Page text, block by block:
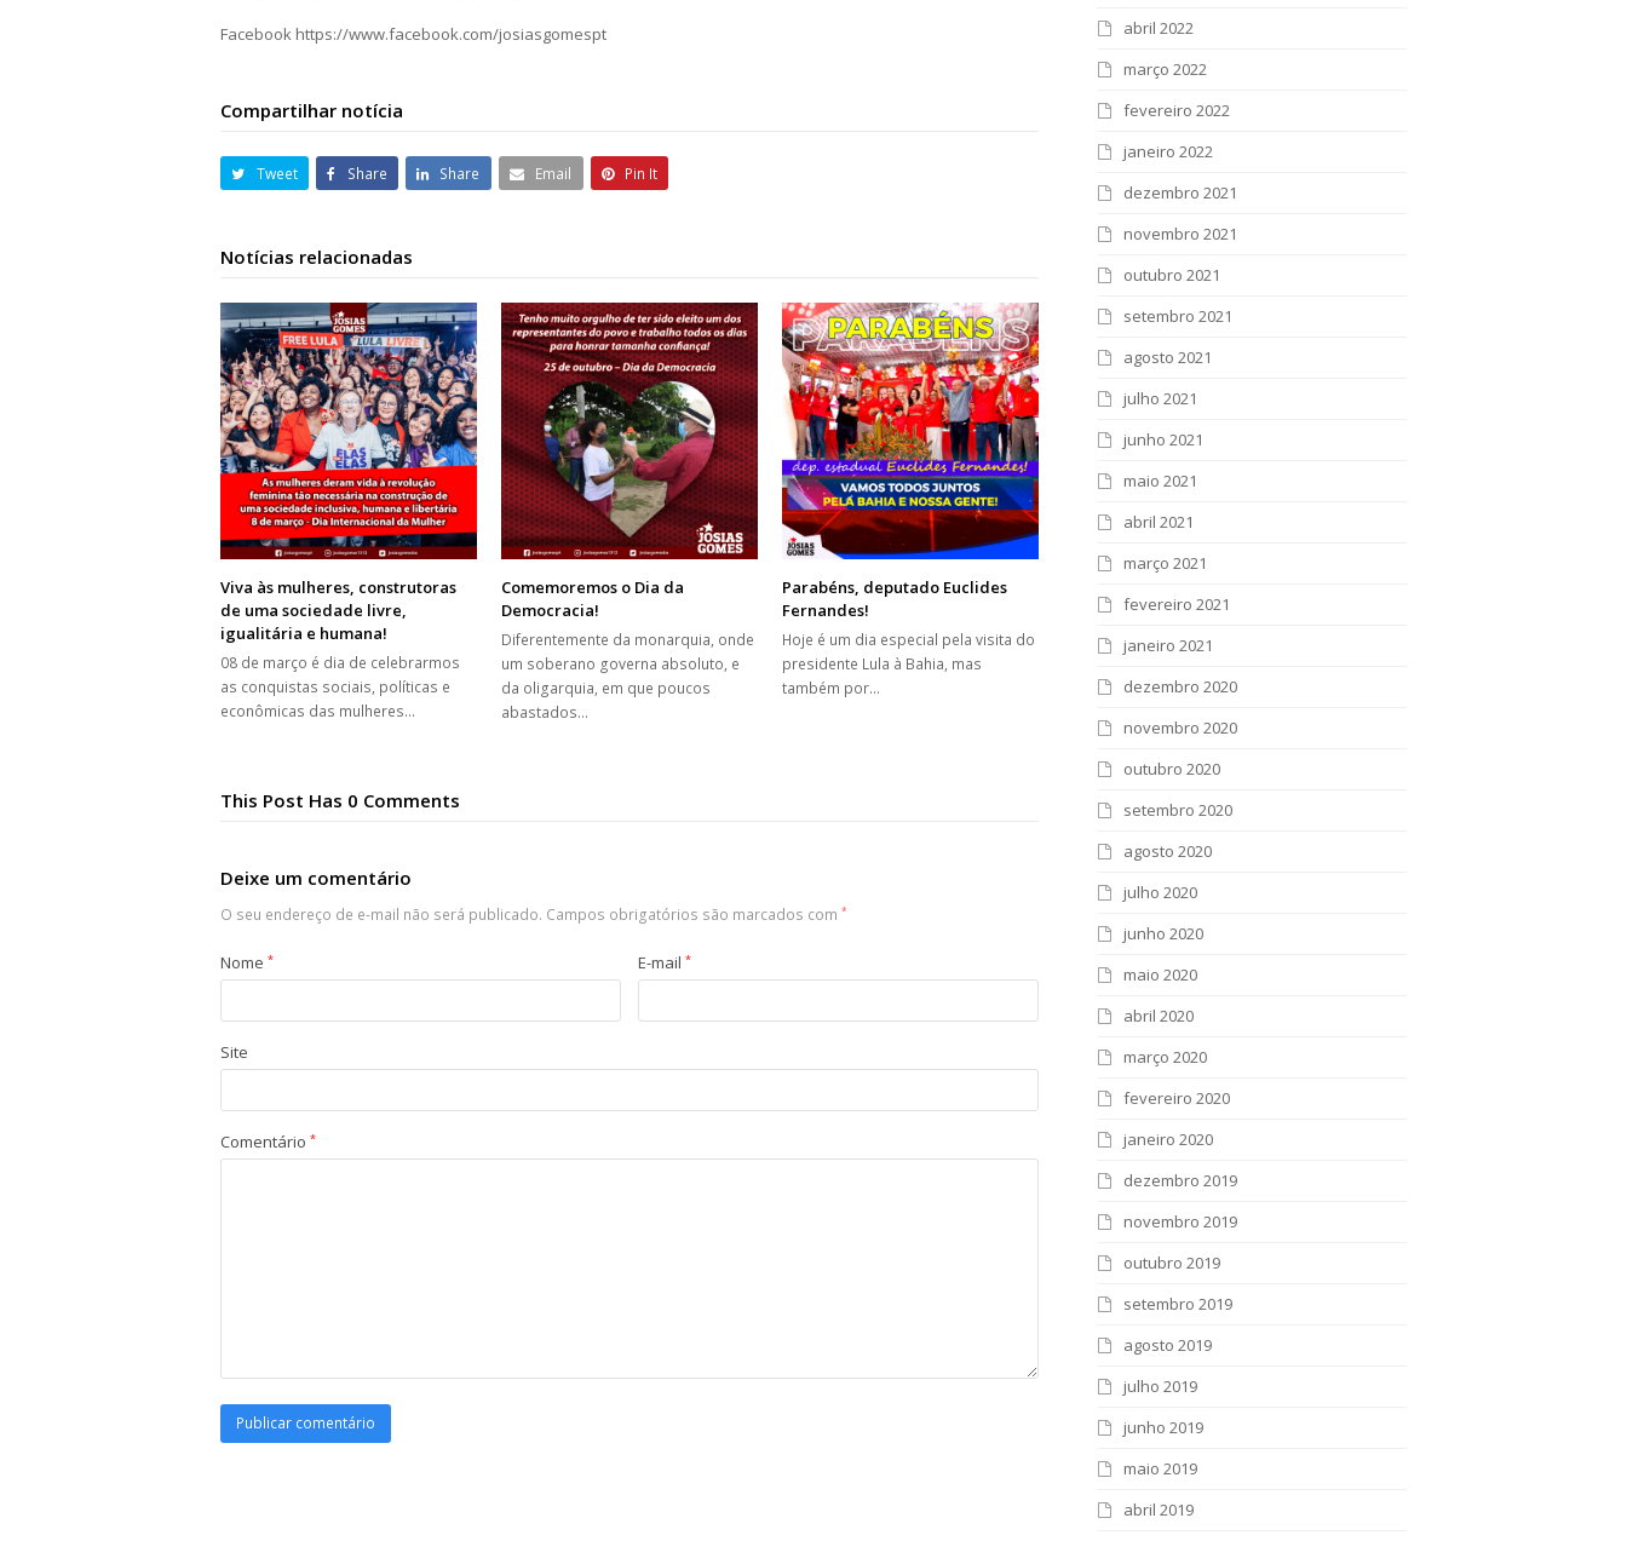
Facebook https://www.facebook.com/josiasgomespt
Compartilhar notícia
Tweet Share Share Email Pin It
Notícias relacionadas
Viva às mulheres, construtoras
de uma sociedade livre,
igualitária e humana!
08 de março é dia de celebrarmos
as conquistas sociais, políticas e
econômicas das mulheres…
Comemoremos o Dia da
Democracia!
Diferentemente da monarquia, onde
um soberano governa absoluto, e
da oligarquia, em que poucos
abastados…
Parabéns, deputado Euclides
Fernandes!
Hoje é um dia especial pela visita do
presidente Lula à Bahia, mas
também por…
This Post Has 0 Comments
Deixe um comentário
O seu endereço de e-mail não será publicado. Campos obrigatórios são marcados com *
Nome * E-mail *
Site
Comentário *
abril 2022
março 2022
fevereiro 2022
janeiro 2022
dezembro 2021
novembro 2021
outubro 2021
setembro 2021
agosto 2021
julho 2021
junho 2021
maio 2021
abril 2021
março 2021
fevereiro 2021
janeiro 2021
dezembro 2020
novembro 2020
outubro 2020
setembro 2020
agosto 2020
julho 2020
junho 2020
maio 2020
abril 2020
março 2020
fevereiro 2020
janeiro 2020
dezembro 2019
novembro 2019
outubro 2019
setembro 2019
agosto 2019
julho 2019
junho 2019
maio 2019
abril 2019